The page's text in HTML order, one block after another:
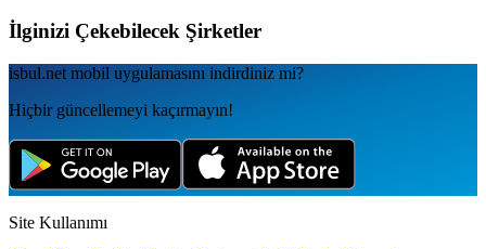
İlginizi Çekebilecek Şirketler
isbul.net mobil uygulamаsını indirdiniz mi?
Hiçbir güncellemeyi kaçırmayın!
Site Kullanımı